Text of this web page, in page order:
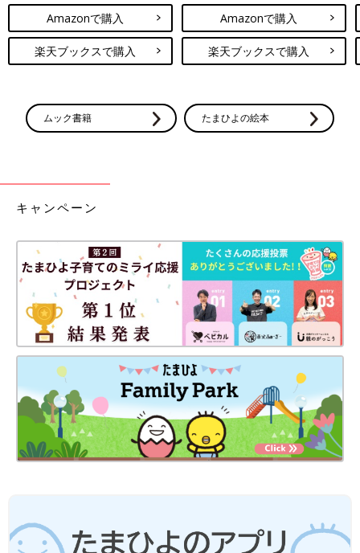
Amazonで購入
楽天ブックスで購入
Amazonで購入
楽天ブックスで購入
ムック書籍 たまひよの絵本
キャンペーン